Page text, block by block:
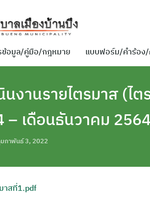
ข้อมูล/คู่มือ/กฎหมาย แบบฟอร์ม/คำร้อง/
งานรายไตรมาส (ไต
– เดือนธันวาคม
ภาพันธ์ 3, 2022
าสที่1.pdf